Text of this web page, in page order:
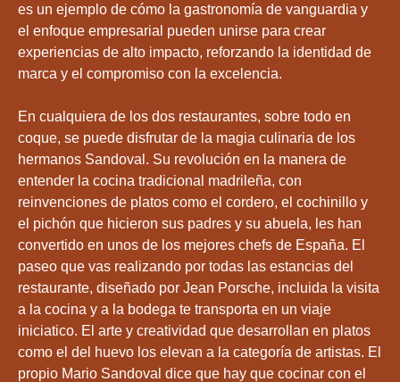
es un ejemplo de cómo la gastronomía de vanguardia y
el enfoque empresarial pueden unirse para crear
experiencias de alto impacto, reforzando la identidad de
marca y el compromiso con la excelencia.
En cualquiera de los dos restaurantes, sobre todo en
coque, se puede disfrutar de la magia culinaria de los
hermanos Sandoval. Su revolución en la manera de
entender la cocina tradicional madrileña, con
reinvenciones de platos como el cordero, el cochinillo y
el pichón que hicieron sus padres y su abuela, les han
convertido en unos de los mejores chefs de España. El
paseo que vas realizando por todas las estancias del
restaurante, diseñado por Jean Porsche, incluida la visita
a la cocina y a la bodega te transporta en un viaje
iniciatico. El arte y creatividad que desarrollan en platos
como el del huevo los elevan a la categoría de artistas. El
propio Mario Sandoval dice que hay que cocinar con el